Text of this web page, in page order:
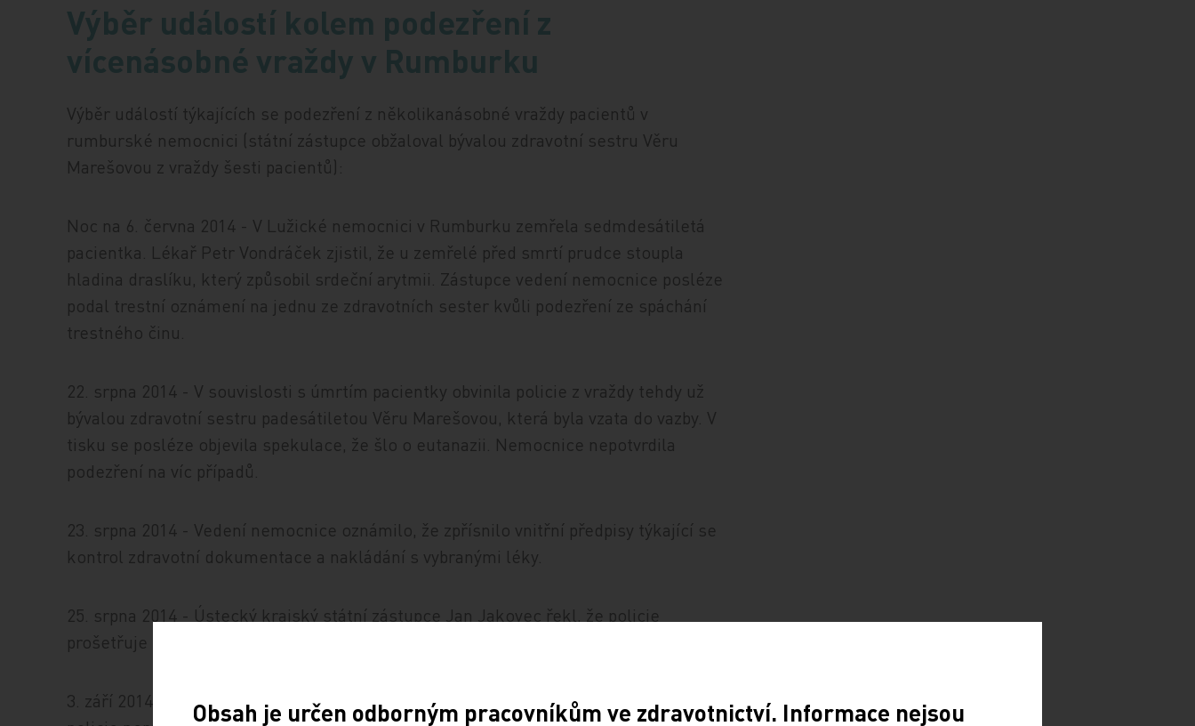
Výběr událostí kolem podezření z
vícenásobné vraždy v Rumburku
Výběr událostí týkajících se podezření z několikanásobné vraždy pacientů v
rumburské nemocnici (státní zástupce obžaloval bývalou zdravotní sestru Věru
Marešovou z vraždy šesti pacientů):
Noc na 6. června 2014 - V Lužické nemocnici v Rumburku zemřela sedmdesátiletá
pacientka. Lékař Petr Vondráček zjistil, že u zemřelé před smrtí prudce stoupla
hladina draslíku, který způsobil srdeční arytmii. Zástupce vedení nemocnice posléze
podal trestní oznámení na jednu ze zdravotních sester kvůli podezření ze spáchání
trestného činu.
22. srpna 2014 - V souvislosti s úmrtím pacientky obvinila policie z vraždy tehdy už
bývalou zdravotní sestru padesátiletou Věru Marešovou, která byla vzata do vazby. V
tisku se posléze objevila spekulace, že šlo o eutanazii. Nemocnice nepotvrdila
podezření na víc případů.
23. srpna 2014 - Vedení nemocnice oznámilo, že zpřísnilo vnitřní předpisy týkající se
kontrol zdravotní dokumentace a nakládání s vybranými léky.
25. srpna 2014 - Ústecký krajský státní zástupce Jan Jakovec řekl, že policie
prošetřuje dalších 11 případů úmrtí v rumburské nemocnici.
3. září 2014 - Státní zástupce Jakovec řekl Mladé frontě Dnes, že obviněná podle
Obsah je určen odborným pracovníkům ve zdravotnictví. Informace nejsou